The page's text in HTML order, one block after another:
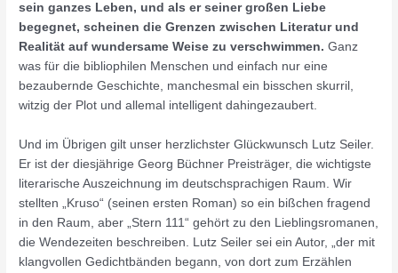
sein ganzes Leben, und als er seiner großen Liebe
begegnet, scheinen die Grenzen zwischen Literatur und
Realität auf wundersame Weise zu verschwimmen.Ganz
was für die bibliophilen Menschen und einfach nur eine
bezaubernde Geschichte, manchesmal ein bisschen skurril,
witzig der Plot und allemal intelligent dahingezaubert.
Und im Übrigen gilt unser herzlichster Glückwunsch Lutz Seiler.
Er ist der diesjährige Georg Büchner Preisträger, die wichtigste
literarische Auszeichnung im deutschsprachigen Raum. Wir
stellten „Kruso“ (seinen ersten Roman) so ein bißchen fragend
in den Raum, aber „Stern 111“ gehört zu den Lieblingsromanen,
die Wendezeiten beschreiben. Lutz Seiler sei ein Autor, „der mit
klangvollen Gedichtbänden begann, von dort zum Erzählen